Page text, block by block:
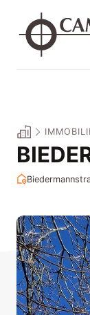
Inhalt
springen